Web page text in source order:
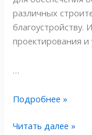
различных
благоустройству.
проектирования и
…
Подробнее »
Читать далее »